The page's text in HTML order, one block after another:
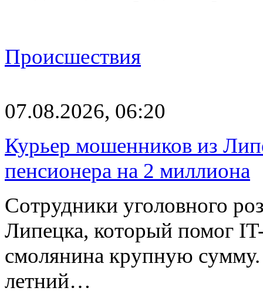
Происшествия
07.08.2026, 06:20
Курьер мошенников из
пенсионера на 2 миллиона
Сотрудники уголовного
Липецка, который помог
смолянина крупную
летний…